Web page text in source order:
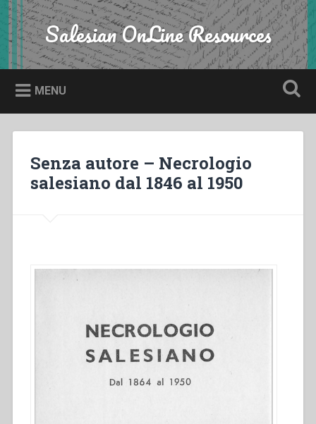
Skip
to
content
Search Salesian OnLine Resources
MENU
Senza autore – Necrologio
salesiano dal 1846 al 1950